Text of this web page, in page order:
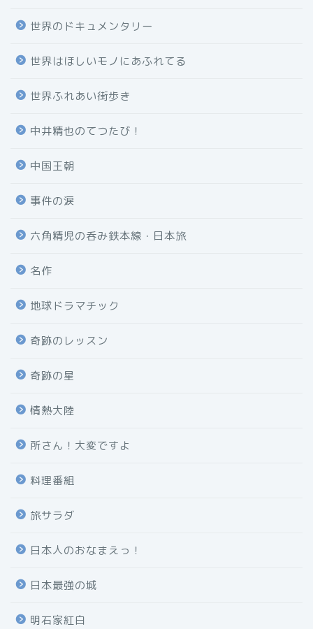
世界のドキュメンタリー
世界はほしいモノにあふれてる
世界ふれあい街歩き
中井精也のてつたび！
中国王朝
事件の涙
六角精児の呑み鉄本線・日本旅
名作
地球ドラマチック
奇跡のレッスン
奇跡の星
情熱大陸
所さん！大変ですよ
料理番組
旅サラダ
日本人のおなまえっ！
日本最強の城
明石家紅白